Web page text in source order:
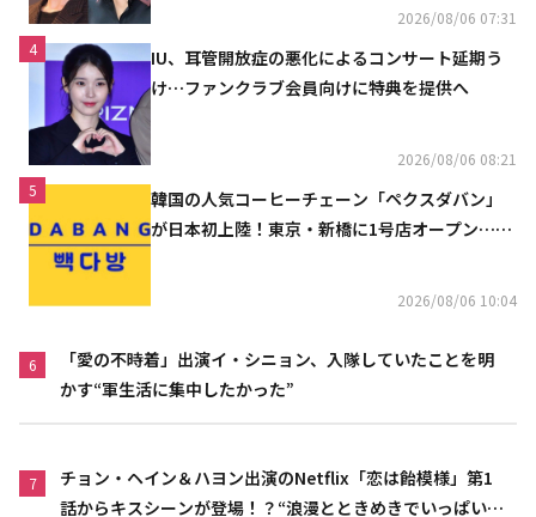
2026/08/06 07:31
4
IU、耳管開放症の悪化によるコンサート延期う
け…ファンクラブ会員向けに特典を提供へ
2026/08/06 08:21
5
韓国の人気コーヒーチェーン「ペクスダバン」
が日本初上陸！東京・新橋に1号店オープン…海
2026/08/06 10:04
6
「愛の不時着」出演イ・シニョン、入隊していたことを明
かす“軍生活に集中したかった”
7
チョン・ヘイン＆ハヨン出演のNetflix「恋は飴模様」第1
話からキスシーンが登場！？“浪漫とときめきでいっぱいの